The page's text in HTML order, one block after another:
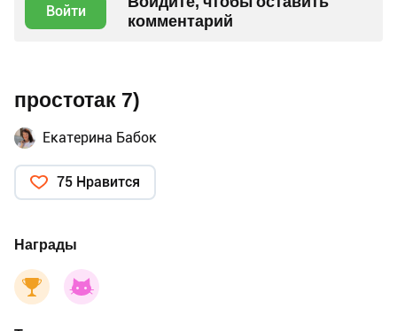
Войти
комментарий
простотак 7)
Екатерина Бабок
75 Нравится
Награды